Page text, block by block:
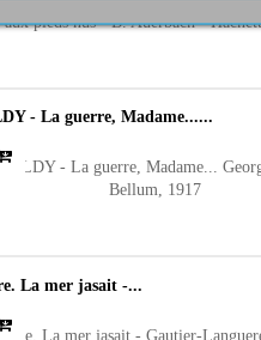
- La guerre, Madame......
La mer jasait -...